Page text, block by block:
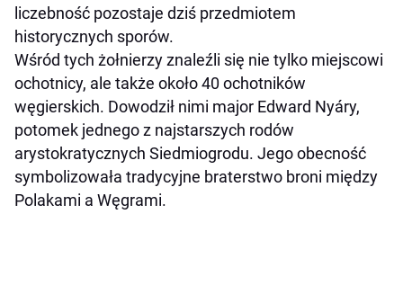
liczebność pozostaje dziś przedmiotem
historycznych sporów.
Wśród tych żołnierzy znaleźli się nie tylko miejscowi
ochotnicy, ale także około 40 ochotników
węgierskich. Dowodził nimi major Edward Nyáry,
potomek jednego z najstarszych rodów
arystokratycznych Siedmiogrodu. Jego obecność
symbolizowała tradycyjne braterstwo broni między
Polakami a Węgrami.